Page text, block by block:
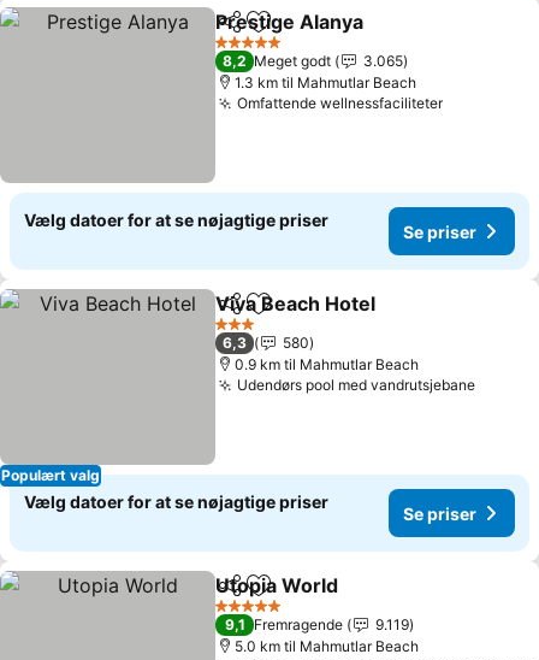
Del Føj til favoritter
Prestige Alanya
5 Stjerner
8,2 Meget godt
3.065
1.3 km til Mahmutlar Beach
Omfattende wellnessfaciliteterSe priser
Vælg datoer for at se nøjagtige priser
Se priser
Populært valg
Del Føj til favoritter
Viva Beach Hotel
3 Stjerner
6,3
580
0.9 km til Mahmutlar Beach
Udendørs pool med vandrutsjebaneSe
Vælg datoer for at se nøjagtige priser
Se priser
Del Føj til favoritter
Utopia World
5 Stjerner
9,1 Fremragende
9.119
5.0 km til Mahmutlar Beach